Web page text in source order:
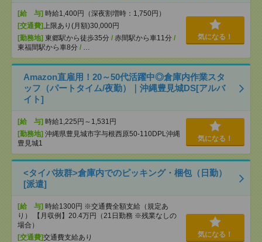
[給 与] 時給1,400円（深夜割増時：1,750円）
[交通費] 上限あり(月額)30,000円
[勤務地] 東郷駅から徒歩35分 / 赤間駅から車11分 /
東福間駅から車8分 / …
気になる！
Amazon直雇用！20～50代活躍中◎倉庫内作業スタ
ッフ（パートタイム/夜勤）｜沖縄豊見城DS[アルバ
イト]
[給 与] 時給1,225円～1,531円
[勤務地] 沖縄県豊見城市字与根西原50-110DPL沖縄
豊見城1
気になる！
<タイパ抜群>倉庫内でのピッキング・梱包（日勤）
[派遣]
[給 与] 時給1300円 ※交通費全額支給（規定あ
り） 【月収例】20.4万円（21日勤務 ※残業なしの
場合）
[交通費]交通費支給あり
気になる！